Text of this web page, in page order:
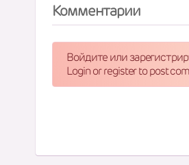
Комментарии
Войдите или
Login or register to post